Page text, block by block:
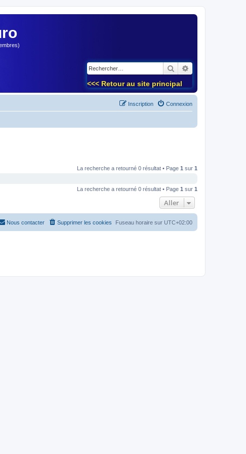
Rechercher
<<< Retour au site principal
Connexion
Inscription
La recherche a retourné 0 résultat • Page 1 sur 1
La recherche a retourné 0 résultat • Page 1 sur 1
Aller
Fuseau horaire sur UTC+02:00
Supprimer les cookies
Nous contacter